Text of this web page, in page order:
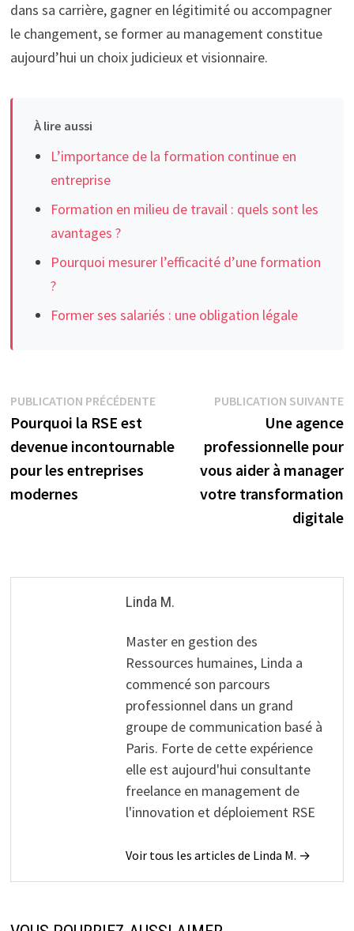
dans sa carrière, gagner en légitimité ou accompagner
le changement, se former au management constitue
aujourd’hui un choix judicieux et visionnaire.
À lire aussi
L’importance de la formation continue en
entreprise
Formation en milieu de travail : quels sont les
avantages ?
Pourquoi mesurer l’efficacité d’une formation
?
Former ses salariés : une obligation légale
Navigation
de
l’article
PUBLICATION PRÉCÉDENTEPublication
Pourquoi la RSE est
devenue incontournable
pour les entreprises
modernes
PUBLICATION SUIVANTE
Une agence
professionnelle pour
vous aider à manager
votre transformation
digitale
Linda M.
Master en gestion des
Ressources humaines, Linda a
commencé son parcours
professionnel dans un grand
groupe de communication basé à
Paris. Forte de cette expérience
elle est aujourd'hui consultante
freelance en management de
l'innovation et déploiement RSE
Voir tous les articles de Linda M. →